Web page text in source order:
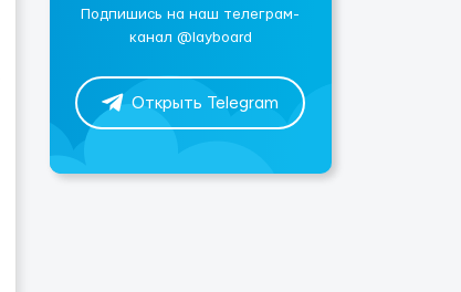
Подпишись на наш телеграм-
канал @layboard
Открыть Telegram